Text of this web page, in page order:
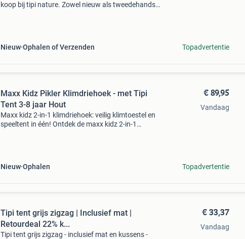
koop bij tipi nature. Zowel nieuw als tweedehands.
Nieuw Ophalen of Verzenden Topadvertentie
Maxx Kidz Pikler Klimdriehoek - met Tipi
Tent 3-8 jaar Hout
Maxx kidz 2-in-1 klimdriehoek: veilig klimtoestel en
speeltent in één! Ontdek de maxx kidz 2-in-1
Nieuw Ophalen
€ 89,95
Vandaag
Topadvertentie
Tipi tent grijs zigzag | Inclusief mat |
Retourdeal 22% k...
Tipi tent grijs zigzag - inclusief mat en kussens -
€ 33,37
Vandaag